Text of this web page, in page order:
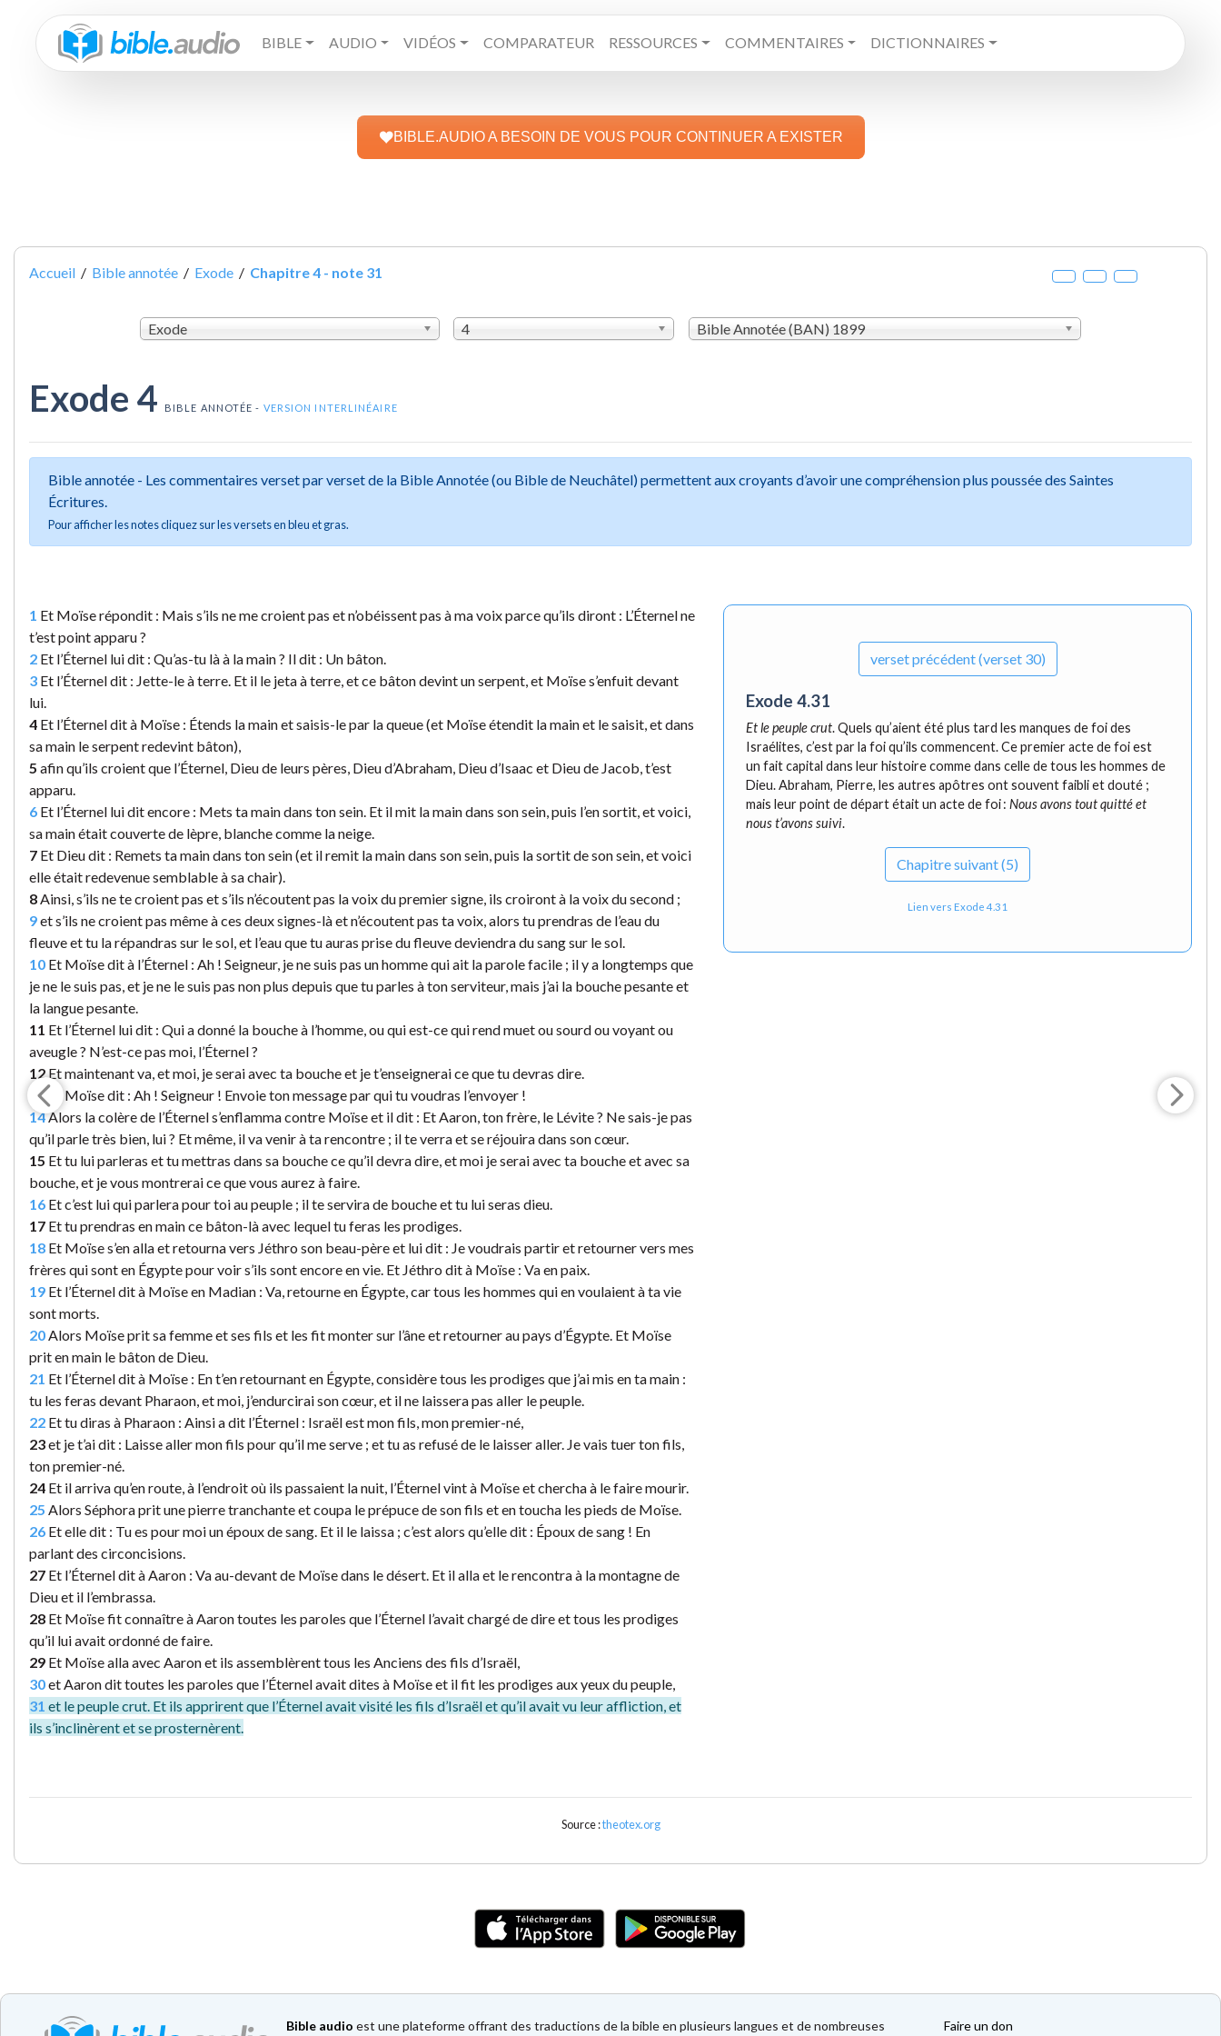
BIBLE AUDIO VIDÉOS COMPARATEUR RESSOURCES COMMENTAIRES DICTIONNAIRES
BIBLE.AUDIO A BESOIN DE VOUS POUR CONTINUER A EXISTER
Accueil / Bible annotée / Exode / Chapitre 4 - note 31
Exode 4 Bible Annotée (BAN) 1899
Exode 4 BIBLE ANNOTÉE - VERSION INTERLINÉAIRE
Bible annotée - Les commentaires verset par verset de la Bible Annotée (ou Bible de Neuchâtel) permettent aux croyants d’avoir une compréhension plus poussée des Saintes
Écritures.
Pour afficher les notes cliquez sur les versets en bleu et gras.
1 Et Moïse répondit : Mais s’ils ne me croient pas et n’obéissent pas à ma voix parce qu’ils diront : L’Éternel ne
t’est point apparu ?
2 Et l’Éternel lui dit : Qu’as-tu là à la main ? Il dit : Un bâton.
3 Et l’Éternel dit : Jette-le à terre. Et il le jeta à terre, et ce bâton devint un serpent, et Moïse s’enfuit devant
lui.
4 Et l’Éternel dit à Moïse : Étends la main et saisis-le par la queue (et Moïse étendit la main et le saisit, et dans
sa main le serpent redevint bâton),
5 afin qu’ils croient que l’Éternel, Dieu de leurs pères, Dieu d’Abraham, Dieu d’Isaac et Dieu de Jacob, t’est
apparu.
6 Et l’Éternel lui dit encore : Mets ta main dans ton sein. Et il mit la main dans son sein, puis l’en sortit, et voici,
sa main était couverte de lèpre, blanche comme la neige.
7 Et Dieu dit : Remets ta main dans ton sein (et il remit la main dans son sein, puis la sortit de son sein, et voici
elle était redevenue semblable à sa chair).
8Ainsi, s’ils ne te croient pas et s’ils n’écoutent pas la voix du premier signe, ils croiront à la voix du second ;
9et s’ils ne croient pas même à ces deux signes-là et n’écoutent pas ta voix, alors tu prendras de l’eau du
fleuve et tu la répandras sur le sol, et l’eau que tu auras prise du fleuve deviendra du sang sur le sol.
10 Et Moïse dit à l’Éternel : Ah ! Seigneur, je ne suis pas un homme qui ait la parole facile ; il y a longtemps que
je ne le suis pas, et je ne le suis pas non plus depuis que tu parles à ton serviteur, mais j’ai la bouche pesante et
la langue pesante.
11 Et l’Éternel lui dit : Qui a donné la bouche à l’homme, ou qui est-ce qui rend muet ou sourd ou voyant ou
aveugle ? N’est-ce pas moi, l’Éternel ?
12Et maintenant va, et moi, je serai avec ta bouche et je t’enseignerai ce que tu devras dire.
13Et Moïse dit : Ah ! Seigneur ! Envoie ton message par qui tu voudras l’envoyer !
14Alors la colère de l’Éternel s’enflamma contre Moïse et il dit : Et Aaron, ton frère, le Lévite ? Ne sais-je pas
qu’il parle très bien, lui ? Et même, il va venir à ta rencontre ; il te verra et se réjouira dans son cœur.
15 Et tu lui parleras et tu mettras dans sa bouche ce qu’il devra dire, et moi je serai avec ta bouche et avec sa
bouche, et je vous montrerai ce que vous aurez à faire.
16 Et c’est lui qui parlera pour toi au peuple ; il te servira de bouche et tu lui seras dieu.
17 Et tu prendras en main ce bâton-là avec lequel tu feras les prodiges.
18 Et Moïse s’en alla et retourna vers Jéthro son beau-père et lui dit : Je voudrais partir et retourner vers mes
frères qui sont en Égypte pour voir s’ils sont encore en vie. Et Jéthro dit à Moïse : Va en paix.
19 Et l’Éternel dit à Moïse en Madian : Va, retourne en Égypte, car tous les hommes qui en voulaient à ta vie
sont morts.
20Alors Moïse prit sa femme et ses fils et les fit monter sur l’âne et retourner au pays d’Égypte. Et Moïse
prit en main le bâton de Dieu.
21 Et l’Éternel dit à Moïse : En t’en retournant en Égypte, considère tous les prodiges que j’ai mis en ta main :
tu les feras devant Pharaon, et moi, j’endurcirai son cœur, et il ne laissera pas aller le peuple.
22 Et tu diras à Pharaon : Ainsi a dit l’Éternel : Israël est mon fils, mon premier-né,
23et je t’ai dit : Laisse aller mon fils pour qu’il me serve ; et tu as refusé de le laisser aller. Je vais tuer ton fils,
ton premier-né.
24 Et il arriva qu’en route, à l’endroit où ils passaient la nuit, l’Éternel vint à Moïse et chercha à le faire mourir.
25 Alors Séphora prit une pierre tranchante et coupa le prépuce de son fils et en toucha les pieds de Moïse.
26 Et elle dit : Tu es pour moi un époux de sang. Et il le laissa ; c’est alors qu’elle dit : Époux de sang ! En
parlant des circoncisions.
27 Et l’Éternel dit à Aaron : Va au-devant de Moïse dans le désert. Et il alla et le rencontra à la montagne de
Dieu et il l’embrassa.
28 Et Moïse fit connaître à Aaron toutes les paroles que l’Éternel l’avait chargé de dire et tous les prodiges
qu’il lui avait ordonné de faire.
29 Et Moïse alla avec Aaron et ils assemblèrent tous les Anciens des fils d’Israël,
30et Aaron dit toutes les paroles que l’Éternel avait dites à Moïse et il fit les prodiges aux yeux du peuple,
31 et le peuple crut. Et ils apprirent que l’Éternel avait visité les fils d’Israël et qu’il avait vu leur affliction, et
ils s’inclinèrent et se prosternèrent.
versetprécédent (verset 30)
Exode 4.31
Et le peuple crut. Quels qu’aient été plus tard les manques de foi des
Israélites, c’est par la foi qu’ils commencent. Ce premier acte de foi est
un fait capital dans leur histoire comme dans celle de tous les hommes de
Dieu. Abraham, Pierre, les autres apôtres ont souvent faibli et douté ;
mais leur point de départ était un acte de foi :Nous avons tout quitté et
nous t’avons suivi.
Chapitre suivant (5)
Lien vers Exode 4.31
Source :theotex.org
Bible audio est une plateforme offrant des traductions de la bible en plusieurs langues et de nombreuses Faire un don